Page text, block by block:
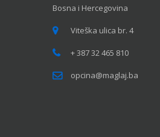
Bosna i Hercegovina
Viteška ulica br. 4
+ 387 32 465 810
opcina@maglaj.ba